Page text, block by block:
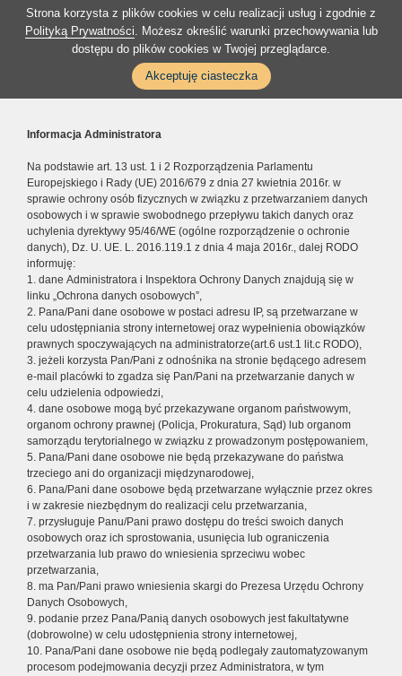
Strona korzysta z plików cookies w celu realizacji usług i zgodnie z
Polityką Prywatności. Możesz określić warunki przechowywania lub
dostępu do plików cookies w Twojej przeglądarce.
Akceptuję ciasteczka
Informacja Administratora
Na podstawie art. 13 ust. 1 i 2 Rozporządzenia Parlamentu
Europejskiego i Rady (UE) 2016/679 z dnia 27 kwietnia 2016r. w
sprawie ochrony osób fizycznych w związku z przetwarzaniem danych
osobowych i w sprawie swobodnego przepływu takich danych oraz
uchylenia dyrektywy 95/46/WE (ogólne rozporządzenie o ochronie
danych), Dz. U. UE. L. 2016.119.1 z dnia 4 maja 2016r., dalej RODO
informuję:
1. dane Administratora i Inspektora Ochrony Danych znajdują się w
linku „Ochrona danych osobowych”,
2. Pana/Pani dane osobowe w postaci adresu IP, są przetwarzane w
celu udostępniania strony internetowej oraz wypełnienia obowiązków
prawnych spoczywających na administratorze(art.6 ust.1 lit.c RODO),
3. jeżeli korzysta Pan/Pani z odnośnika na stronie będącego adresem
e-mail placówki to zgadza się Pan/Pani na przetwarzanie danych w
celu udzielenia odpowiedzi,
4. dane osobowe mogą być przekazywane organom państwowym,
organom ochrony prawnej (Policja, Prokuratura, Sąd) lub organom
samorządu terytorialnego w związku z prowadzonym postępowaniem,
5. Pana/Pani dane osobowe nie będą przekazywane do państwa
trzeciego ani do organizacji międzynarodowej,
6. Pana/Pani dane osobowe będą przetwarzane wyłącznie przez okres
i w zakresie niezbędnym do realizacji celu przetwarzania,
7. przysługuje Panu/Pani prawo dostępu do treści swoich danych
osobowych oraz ich sprostowania, usunięcia lub ograniczenia
przetwarzania lub prawo do wniesienia sprzeciwu wobec
przetwarzania,
8. ma Pan/Pani prawo wniesienia skargi do Prezesa Urzędu Ochrony
Danych Osobowych,
9. podanie przez Pana/Panią danych osobowych jest fakultatywne
(dobrowolne) w celu udostępnienia strony internetowej,
10. Pana/Pani dane osobowe nie będą podlegały zautomatyzowanym
procesom podejmowania decyzji przez Administratora, w tym